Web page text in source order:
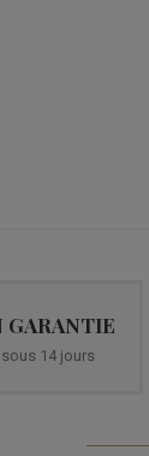
GARANTIE
14 jours